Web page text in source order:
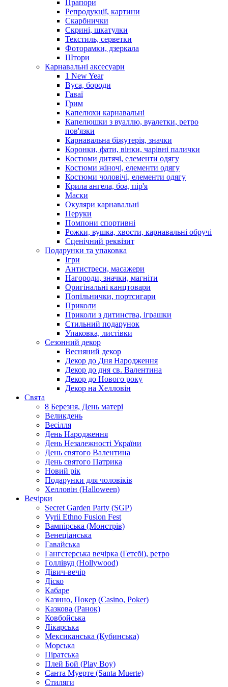
Прапори
Репродукції, картини
Скарбнички
Скрині, шкатулки
Текстиль, серветки
Фоторамки, дзеркала
Штори
Карнавальні аксесуари
1 New Year
Вуса, бороди
Гаваї
Грим
Капелюхи карнавальні
Капелюшки з вуаллю, вуалетки, ретро
пов'язки
Карнавальна біжутерія, значки
Коронки, фати, вінки, чарівні палички
Костюми дитячі, елементи одягу
Костюми жіночі, елементи одягу
Костюми чоловічі, елементи одягу
Крила ангела, боа, пір'я
Маски
Окуляри карнавальні
Перуки
Помпони спортивні
Рожки, вушка, хвости, карнавальні обручі
Сценічний реквізит
Подарунки та упаковка
Ігри
Антистреси, масажери
Нагороди, значки, магніти
Оригінальні канцтовари
Попільнички, портсигари
Приколи
Приколи з дитинства, іграшки
Стильний подарунок
Упаковка, листівки
Сезонний декор
Весняний декор
Декор до Дня Народження
Декор до дня св. Валентина
Декор до Нового року
Декор на Хелловін
Свята
8 Березня, День матері
Великдень
Весілля
День Народження
День Незалежності України
День святого Валентина
День святого Патрика
Новий рік
Подарунки для чоловіків
Хелловін (Halloween)
Вечірки
Secret Garden Party (SGP)
Vyrii Ethno Fusion Fest
Вампірська (Монстрів)
Венеціанська
Гавайська
Гангстерська вечірка (Гетсбі), ретро
Голлівуд (Hollywood)
Дівич-вечір
Діско
Кабаре
Казино, Покер (Casino, Poker)
Казкова (Ранок)
Ковбойська
Лікарська
Мексиканська (Кубинська)
Морська
Піратська
Плей Бой (Play Boy)
Санта Муерте (Santa Muerte)
Стиляги